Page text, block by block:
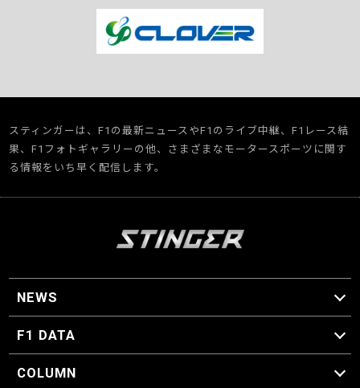
スティンガーは、F1の最新ニュースやF1のライブ中継、F1レース結
果、F1フォトギャラリーの他、さまざまなモータースポーツに関す
る情報をいち早く配信します。
NEWS
F1 ニュース
F1 DATA
F1 日程
F1 データ
COLUMN